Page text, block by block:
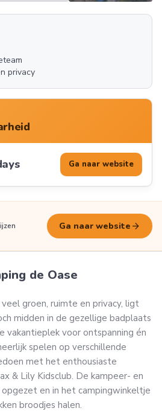
privacy
Ga naar website
Ga naar website arrow_forward
de Oase
groen, ruimte en privacy, ligt
midden in de gezellige badplaats
vakantieplek voor ontspanning én
spelen op verschillende
met het enthousiaste
& Lily Kidsclub. De kampeer- en
en in het campingwinkeltje
broodjes halen.